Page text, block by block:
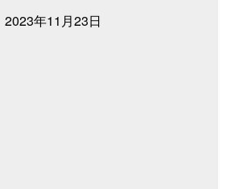
2023年11月23日